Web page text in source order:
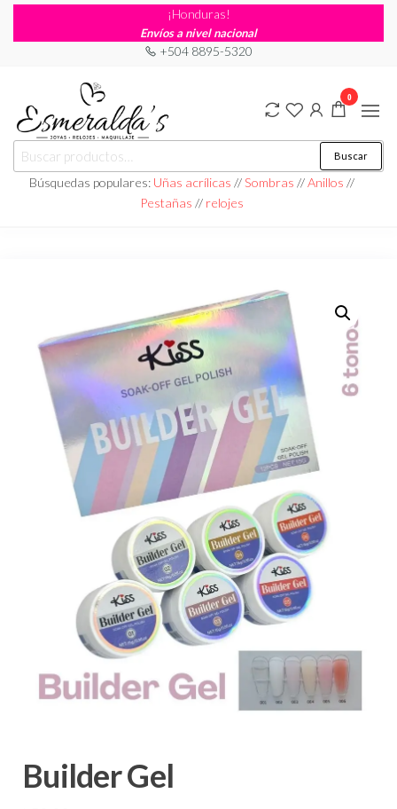
¡Honduras!
Envíos a nivel nacional
+504 8895-5320
Joyería
Esmeraldas
Joyería |
Maquillaje
|
Relojería
Buscar
Búsquedas populares: Uñas acrílicas //Sombras //Anillos //
Pestañas // relojes
0
Builder Gel